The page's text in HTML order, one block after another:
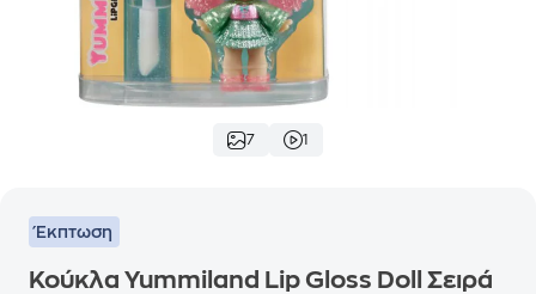
7 1
Έκπτωση
Κούκλα Yummiland Lip Gloss Doll Σειρά